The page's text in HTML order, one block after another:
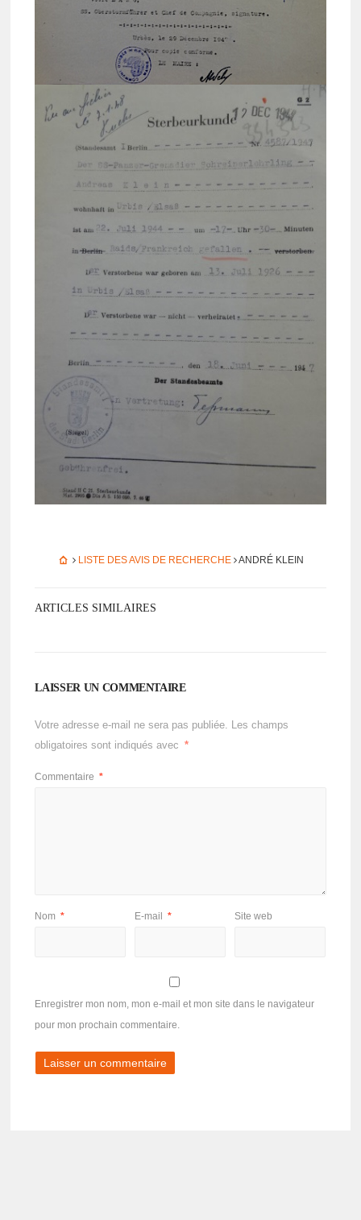
LISTE DES AVIS DE RECHERCHE ANDRÉ KLEIN
ARTICLES SIMILAIRES
LAISSER UN COMMENTAIRE
Votre adresse e-mail ne sera pas publiée. Les champs
obligatoires sont indiqués avec
*
Commentaire *
Nom * E-mail * Site web
Enregistrer mon nom, mon e-mail et mon site dans le navigateur
pour mon prochain commentaire.